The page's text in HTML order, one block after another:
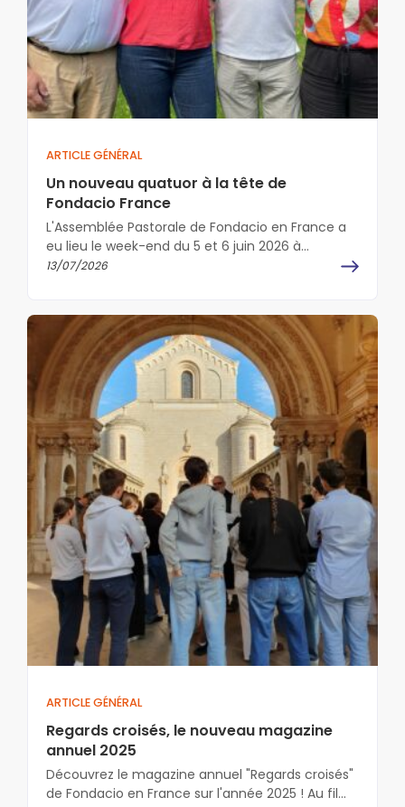
ARTICLE GÉNÉRAL
Un nouveau quatuor à la tête de
Fondacio France
L'Assemblée Pastorale de Fondacio en France a
eu lieu le week-end du 5 et 6 juin 2026 à
Versailles, avec…
13/07/2026
ARTICLE GÉNÉRAL
Regards croisés, le nouveau magazine
annuel 2025
Découvrez le magazine annuel "Regards croisés"
de Fondacio en France sur l'année 2025 ! Au fil